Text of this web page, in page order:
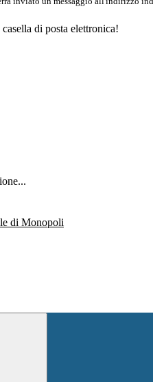
di posta elettronica!